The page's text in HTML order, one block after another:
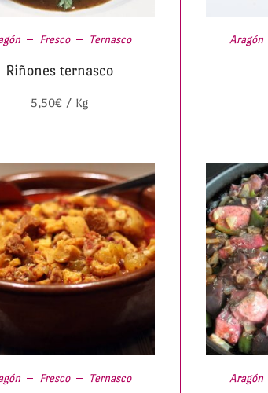
Fresco Ternasco
Riñones ternasco
5,50€/ Kg
Aragón
Fresco Ternasco Aragón